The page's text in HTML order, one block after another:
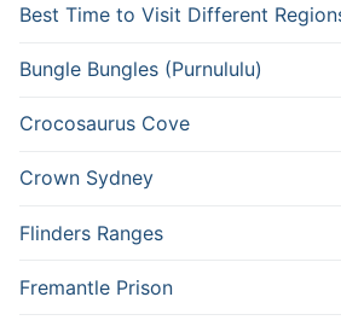
Best Time to Visit Different
Bungle Bungles (Purnululu)
Crocosaurus Cove
Crown Sydney
Flinders Ranges
Fremantle Prison